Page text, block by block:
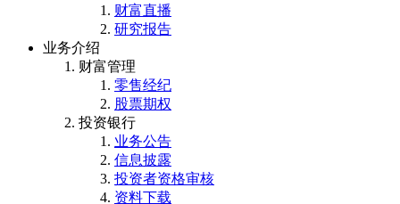
财富直播
研究报告
业务介绍
财富管理
零售经纪
股票期权
投资银行
业务公告
信息披露
投资者资格审核
资料下载